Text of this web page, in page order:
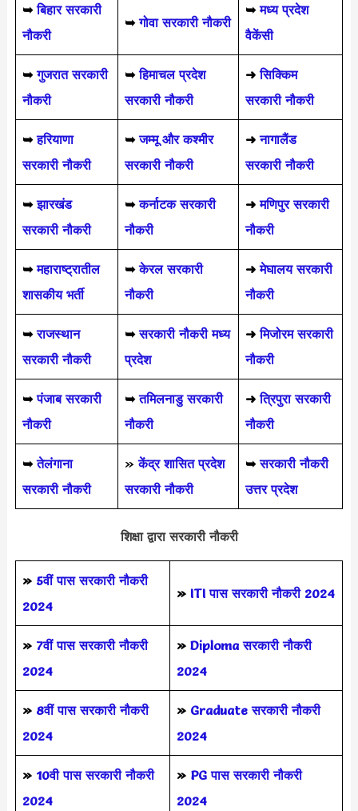
➥बिहार सरकारी
नौकरी
➥गोवा सरकारी नौकरी
➥ मध्य प्रदेश
वैकेंसी
➥ गुजरात सरकारी
नौकरी
➥हिमाचल प्रदेश
सरकारी नौकरी
➜ सिक्किम
सरकारी नौकरी
➥हरियाणा
सरकारी नौकरी
➥जम्मू और कश्मीर
सरकारी नौकरी
➜ नागालैंड
सरकारी नौकरी
➥ झारखंड
सरकारी नौकरी
➥ कर्नाटक सरकारी
नौकरी
➜ मणिपुर सरकारी
नौकरी
➥ महाराष्ट्रातील
शासकीय भर्ती
➥ केरल सरकारी
नौकरी
➜ मेघालय सरकारी
नौकरी
➥ राजस्थान
सरकारी नौकरी
➥सरकारी नौकरी मध्य
प्रदेश
➜मिजोरम सरकारी
नौकरी
➥ पंजाब सरकारी
नौकरी
➥ तमिलनाडु सरकारी
नौकरी
➜ त्रिपुरा सरकारी
नौकरी
➥तेलंगाना
सरकारी नौकरी
»केंद्र शासित प्रदेश
सरकारी नौकरी
➥ सरकारी नौकरी
उत्तर प्रदेश
शिक्षा द्वारा सरकारी नौकरी
» 5वीं पास सरकारी नौकरी
2024
» ITI पास सरकारी नौकरी 2024
» 7वीं पास सरकारी नौकरी
2024
» Diploma सरकारी नौकरी
2024
» 8वीं पास सरकारी नौकरी
2024
» Graduate सरकारी नौकरी
2024
» 10वी पास सरकारी नौकरी
2024
» PG पास सरकारी नौकरी
2024